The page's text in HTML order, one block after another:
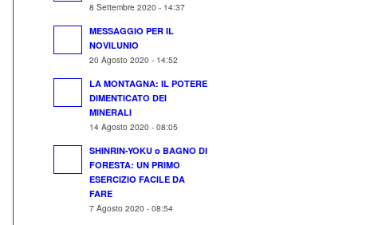
8 Settembre 2020 - 14:37
MESSAGGIO PER IL
NOVILUNIO
20 Agosto 2020 - 14:52
LA MONTAGNA: IL POTERE
DIMENTICATO DEI
MINERALI
14 Agosto 2020 - 08:05
SHINRIN-YOKU o BAGNO DI
FORESTA: UN PRIMO
ESERCIZIO FACILE DA
FARE
7 Agosto 2020 - 08:54